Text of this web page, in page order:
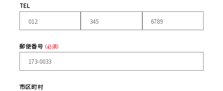
TEL
郵便番号 （必須）
市区町村